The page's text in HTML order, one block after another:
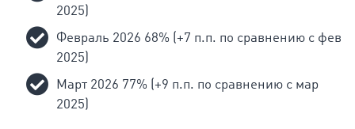
2025)
Февраль 2026 68% (+7 п.п. по сравнению с фев
2025)
Март 2026 77% (+9 п.п. по сравнению с мар
2025)